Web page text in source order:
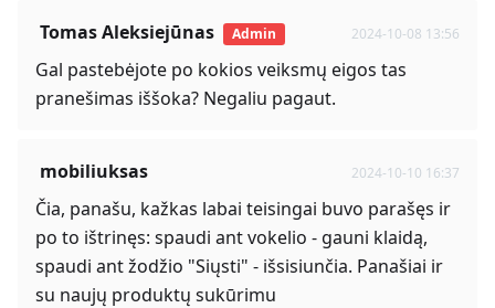
Tomas Aleksiejūnas Admin 2024-10-08 13:56
Gal pastebėjote po kokios veiksmų eigos tas
pranešimas iššoka? Negaliu pagaut.
mobiliuksas 2024-10-10 16:37
Čia, panašu, kažkas labai teisingai buvo parašęs ir
po to ištrinęs: spaudi ant vokelio - gauni klaidą,
spaudi ant žodžio "Siųsti" - išsisiunčia. Panašiai ir
su naujų produktų sukūrimu